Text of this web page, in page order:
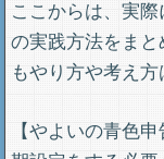
ここからは、実
の実践方法をま
もやり方や考え方
【やよいの青色